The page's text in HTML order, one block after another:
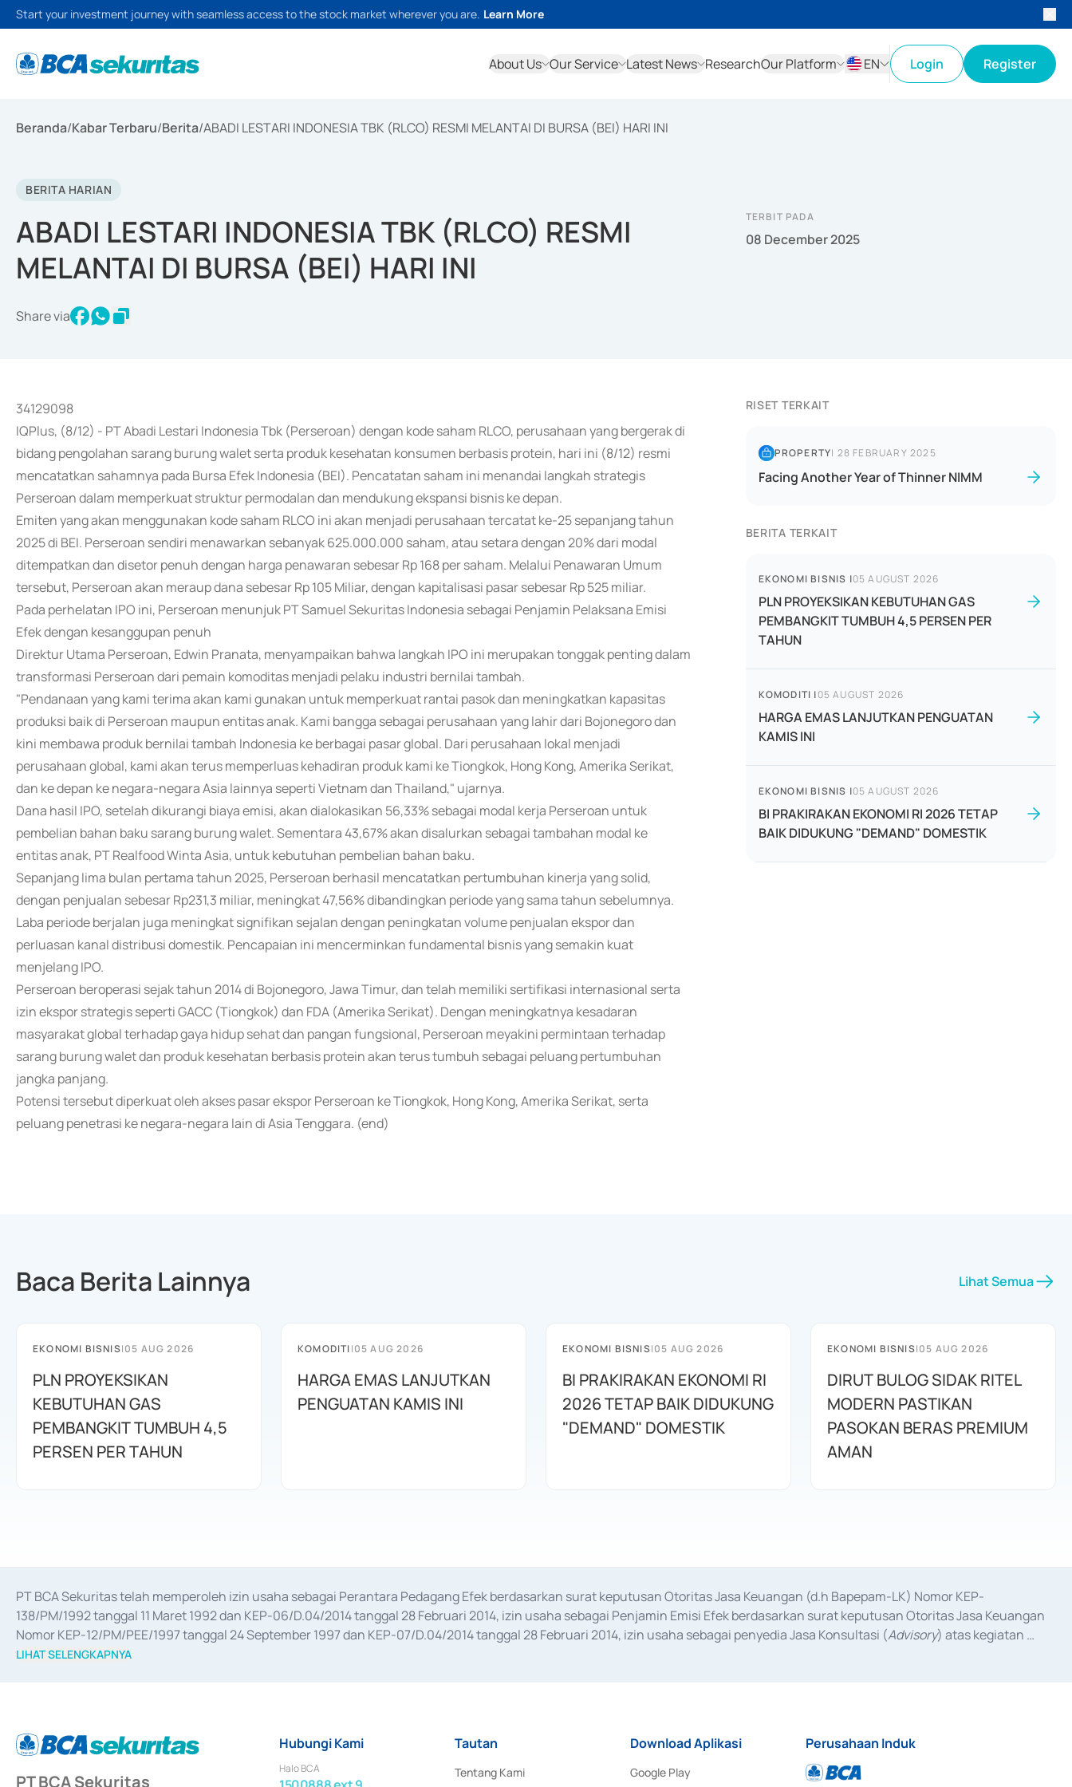
Start your investment journey with seamless access to the stock market wherever you are. Learn More
About Us Our Service Latest News ResearchOur Platform
EN
Login Register
Beranda/Kabar Terbaru/Berita/ABADI LESTARI INDONESIA TBK (RLCO) RESMI MELANTAI DI BURSA (BEI) HARI INI
BERITA HARIAN
ABADI LESTARI INDONESIA TBK (RLCO) RESMI
MELANTAI DI BURSA (BEI) HARI INI
Share via
TERBIT PADA
08 December 2025
34129098
IQPlus, (8/12) - PT Abadi Lestari Indonesia Tbk (Perseroan) dengan kode saham RLCO, perusahaan yang bergerak di
bidang pengolahan sarang burung walet serta produk kesehatan konsumen berbasis protein, hari ini (8/12) resmi
mencatatkan sahamnya pada Bursa Efek Indonesia (BEI). Pencatatan saham ini menandai langkah strategis
Perseroan dalam memperkuat struktur permodalan dan mendukung ekspansi bisnis ke depan.
Emiten yang akan menggunakan kode saham RLCO ini akan menjadi perusahaan tercatat ke-25 sepanjang tahun
2025 di BEI. Perseroan sendiri menawarkan sebanyak 625.000.000 saham, atau setara dengan 20% dari modal
ditempatkan dan disetor penuh dengan harga penawaran sebesar Rp 168 per saham. Melalui Penawaran Umum
tersebut, Perseroan akan meraup dana sebesar Rp 105 Miliar, dengan kapitalisasi pasar sebesar Rp 525 miliar.
Pada perhelatan IPO ini, Perseroan menunjuk PT Samuel Sekuritas Indonesia sebagai Penjamin Pelaksana Emisi
Efek dengan kesanggupan penuh
Direktur Utama Perseroan, Edwin Pranata, menyampaikan bahwa langkah IPO ini merupakan tonggak penting dalam
transformasi Perseroan dari pemain komoditas menjadi pelaku industri bernilai tambah.
"Pendanaan yang kami terima akan kami gunakan untuk memperkuat rantai pasok dan meningkatkan kapasitas
produksi baik di Perseroan maupun entitas anak. Kami bangga sebagai perusahaan yang lahir dari Bojonegoro dan
kini membawa produk bernilai tambah Indonesia ke berbagai pasar global. Dari perusahaan lokal menjadi
perusahaan global, kami akan terus memperluas kehadiran produk kami ke Tiongkok, Hong Kong, Amerika Serikat,
dan ke depan ke negara-negara Asia lainnya seperti Vietnam dan Thailand," ujarnya.
Dana hasil IPO, setelah dikurangi biaya emisi, akan dialokasikan 56,33% sebagai modal kerja Perseroan untuk
pembelian bahan baku sarang burung walet. Sementara 43,67% akan disalurkan sebagai tambahan modal ke
entitas anak, PT Realfood Winta Asia, untuk kebutuhan pembelian bahan baku.
Sepanjang lima bulan pertama tahun 2025, Perseroan berhasil mencatatkan pertumbuhan kinerja yang solid,
dengan penjualan sebesar Rp231,3 miliar, meningkat 47,56% dibandingkan periode yang sama tahun sebelumnya.
Laba periode berjalan juga meningkat signifikan sejalan dengan peningkatan volume penjualan ekspor dan
perluasan kanal distribusi domestik. Pencapaian ini mencerminkan fundamental bisnis yang semakin kuat
menjelang IPO.
Perseroan beroperasi sejak tahun 2014 di Bojonegoro, Jawa Timur, dan telah memiliki sertifikasi internasional serta
izin ekspor strategis seperti GACC (Tiongkok) dan FDA (Amerika Serikat). Dengan meningkatnya kesadaran
masyarakat global terhadap gaya hidup sehat dan pangan fungsional, Perseroan meyakini permintaan terhadap
sarang burung walet dan produk kesehatan berbasis protein akan terus tumbuh sebagai peluang pertumbuhan
jangka panjang.
Potensi tersebut diperkuat oleh akses pasar ekspor Perseroan ke Tiongkok, Hong Kong, Amerika Serikat, serta
peluang penetrasi ke negara-negara lain di Asia Tenggara. (end)
RISET TERKAIT
PROPERTY| 28 FEBRUARY 2025
Facing Another Year of Thinner NIMM
BERITA TERKAIT
EKONOMI BISNIS |05 AUGUST 2026
PLN PROYEKSIKAN KEBUTUHAN GAS
PEMBANGKIT TUMBUH 4,5 PERSEN PER
TAHUN
KOMODITI |05 AUGUST 2026
HARGA EMAS LANJUTKAN PENGUATAN
KAMIS INI
EKONOMI BISNIS |05 AUGUST 2026
BI PRAKIRAKAN EKONOMI RI 2026 TETAP
BAIK DIDUKUNG "DEMAND" DOMESTIK
Baca Berita Lainnya Lihat Semua
EKONOMI BISNIS|05 AUG 2026
PLN PROYEKSIKAN
KEBUTUHAN GAS
PEMBANGKIT TUMBUH 4,5
PERSEN PER TAHUN
KOMODITI|05 AUG 2026
HARGA EMAS LANJUTKAN
PENGUATAN KAMIS INI
EKONOMI BISNIS|05 AUG 2026
BI PRAKIRAKAN EKONOMI RI
2026 TETAP BAIK DIDUKUNG
"DEMAND" DOMESTIK
EKONOMI BISNIS|05 AUG 2026
DIRUT BULOG SIDAK RITEL
MODERN PASTIKAN
PASOKAN BERAS PREMIUM
AMAN
PT BCA Sekuritas telah memperoleh izin usaha sebagai Perantara Pedagang Efek berdasarkan surat keputusan Otoritas Jasa Keuangan (d.h Bapepam-LK) Nomor KEP-
138/PM/1992 tanggal 11 Maret 1992 dan KEP-06/D.04/2014 tanggal 28 Februari 2014, izin usaha sebagai Penjamin Emisi Efek berdasarkan surat keputusan Otoritas Jasa Keuangan
Nomor KEP-12/PM/PEE/1997 tanggal 24 September 1997 dan KEP-07/D.04/2014 tanggal 28 Februari 2014, izin usaha sebagai penyedia Jasa Konsultasi (Advisory) atas kegiatan
merger, akuisisi, divestasi, dan
LIHAT SELENGKAPNYA
PT BCA Sekuritas
Hubungi Kami
Halo BCA
Tautan
Tentang Kami
Download Aplikasi
Google Play
Perusahaan Induk